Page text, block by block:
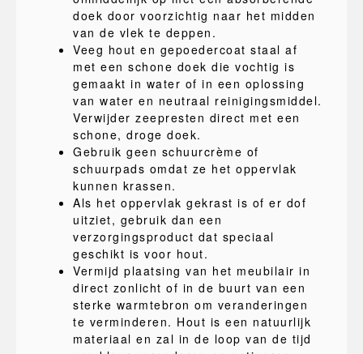
doek door voorzichtig naar het midden
van de vlek te deppen.
Veeg hout en gepoedercoat staal af
met een schone doek die vochtig is
gemaakt in water of in een oplossing
van water en neutraal reinigingsmiddel.
Verwijder zeepresten direct met een
schone, droge doek.
Gebruik geen schuurcrème of
schuurpads omdat ze het oppervlak
kunnen krassen.
Als het oppervlak gekrast is of er dof
uitziet, gebruik dan een
verzorgingsproduct dat speciaal
geschikt is voor hout.
Vermijd plaatsing van het meubilair in
direct zonlicht of in de buurt van een
sterke warmtebron om veranderingen
te verminderen. Hout is een natuurlijk
materiaal en zal in de loop van de tijd